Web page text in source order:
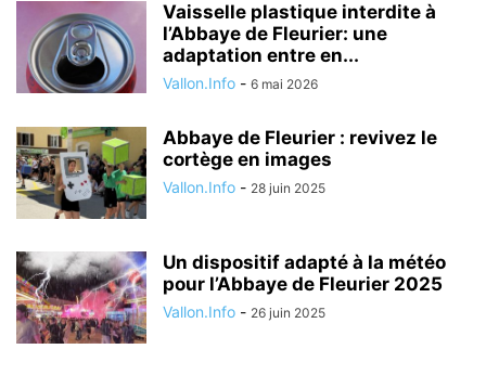
Vaisselle plastique interdite à
l’Abbaye de Fleurier: une
adaptation entre en...
Vallon.Info - 6 mai 2026
Abbaye de Fleurier : revivez le
cortège en images
Vallon.Info - 28 juin 2025
Un dispositif adapté à la météo
pour l’Abbaye de Fleurier 2025
Vallon.Info - 26 juin 2025